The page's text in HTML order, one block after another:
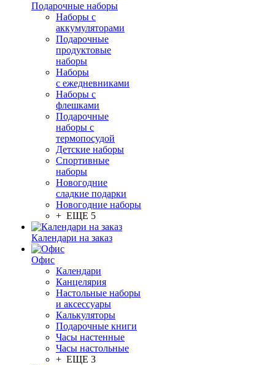
Подарочные наборы
Наборы с
аккумуляторами
Подарочные
продуктовые
наборы
Наборы
с ежедневниками
Наборы с
флешками
Подарочные
наборы с
термопосудой
Детские наборы
Спортивные
наборы
Новогодние
сладкие подарки
Новогодние наборы
+ ЕЩЕ 5
Календари на заказ
Офис
Календари
Канцелярия
Настольные наборы
и аксессуары
Калькуляторы
Подарочные книги
Часы настенные
Часы настольные
+ ЕЩЕ 3